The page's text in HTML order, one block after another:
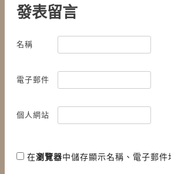
發表留言
名稱
電子郵件
個人網站
在瀏覽器中儲存顯示名稱、電子郵